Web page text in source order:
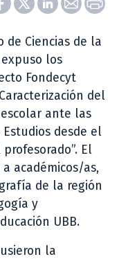
de Ciencias de la
expuso los
Fondecyt
del
ante las
desde el
El
académicos/as,
de la región
y
UBB.
la